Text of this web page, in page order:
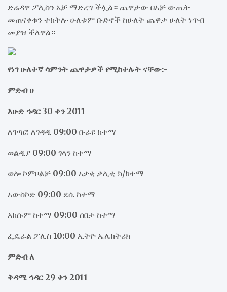
ድሬዳዋ ፖሊስን አቻ ማድረግ ችሏል። ጨዋታው በአቻ ውጤት
መጠናቀቁን ተከትሎ ሁለቱም ቡድኖች ከሁለት ጨዋታ ሁለት ነጥብ
መያዝ ችለዋል።
የነገ ሁለተኛ ሳምንት ጨዋታዎች የሚከተሉት ናቸው:-
ምድብ ሀ
እሁድ ኅዳር 30 ቀን 2011
ለገጣፎ ለገዳዲ 09:00 ቡራዩ ከተማ
ወልዲያ 09:00 ገላን ከተማ
ወሎ ኮምቦልቻ 09:00 አቃቂ ቃሊቲ ክ/ከተማ
አውስኮድ 09:00 ደሴ ከተማ
አክሱም ከተማ 09:00 ሰበታ ከተማ
ፌዴራል ፖሊስ 10:00 ኢትዮ ኤሌክትሪክ
ምድብ ለ
ቅዳሜ ኅዳር 29 ቀን 2011